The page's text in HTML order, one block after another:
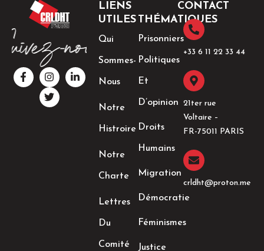
F
a
c
I
n
s
t
a
L
i
n
T
w
i
t
t
LIENS
UTILES
Qui
Sommes-
Nous
Notre
Histroire
Notre
Charte
Lettres
Du
Comité
THÉMATIQUES
Prisonniers
Politiques
Et
D’opinion
Droits
Humains
Migration
Démocratie
Féminismes
Justice
CONTACT
+33 6 11 22 33 44​
21ter rue
Voltaire –
FR-75011 PARIS
crldht@proton.me